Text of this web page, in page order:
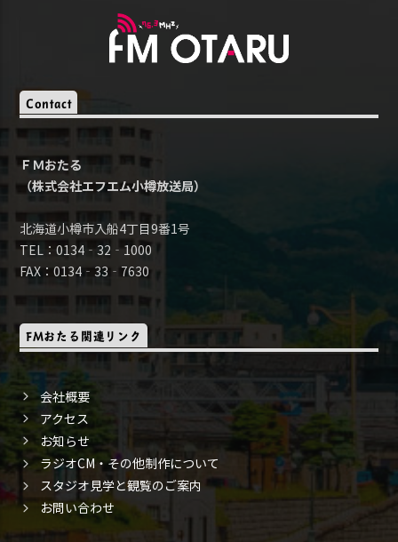
Contact
ＦＭおたる
（株式会社エフエム小樽放送局）
北海道小樽市入船4丁目9番1号
TEL：0134‐32‐1000
FAX：0134‐33‐7630
FMおたる関連リンク
会社概要
アクセス
お知らせ
ラジオCM・その他制作について
スタジオ見学と観覧のご案内
お問い合わせ